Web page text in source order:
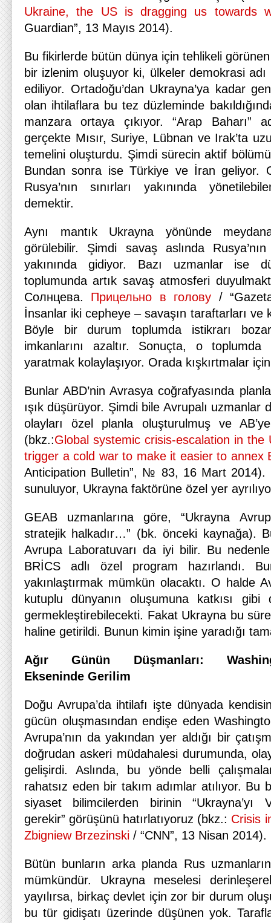
Ukraine, the US is dragging us towards
Guardian”, 13 Mayıs 2014).
Bu fikirlerde bütün dünya için tehlikeli
bir izlenim oluşuyor ki, ülkeler demokrasi adı
ediliyor. Ortadoğu’dan Ukrayna’ya kadar
olan ihtilaflara bu tez düzleminde
manzara ortaya çıkıyor. “Arap Baharı”
gerçekte Mısır, Suriye, Lübnan ve Irak’ta
temelini oluşturdu. Şimdi sürecin aktif
Bundan sonra ise Türkiye ve İran geliyor.
Rusya’nın sınırları yakınında
demektir.
Aynı mantık Ukrayna yönünde
görülebilir. Şimdi savaş aslında
yakınında gidiyor. Bazı uzmanlar ise
toplumunda artık savaş atmosferi
Солнцева. Прицельно в голову /
İnsanlar iki cepheye – savaşın taraftarları ve
Böyle bir durum toplumda istikrarı
imkanlarını azaltır. Sonuçta, o
yaratmak kolaylaşıyor. Orada kışkırtmalar
Bunlar ABD’nin Avrasya coğrafyasında
ışık düşürüyor. Şimdi bile Avrupalı uzmanlar
olayları özel planla oluşturulmuş ve
(bkz.:Global systemic crisis-escalation in
trigger a cold war to make it easier to annex
Anticipation Bulletin”, № 83, 16 Mart 2014).
sunuluyor, Ukrayna faktörüne özel yer
GEAB uzmanlarına göre, “Ukrayna
stratejik halkadır…” (bk. önceki kaynağa).
Avrupa Laboratuvarı da iyi bilir. Bu
BRİCS adlı özel program hazırlandı.
yakınlaştırmak mümkün olacaktı. O halde
kutuplu dünyanın oluşumuna katkısı
germekleştirebilecekti. Fakat Ukrayna bu
haline getirildi. Bunun kimin işine yaradığı
Ağır Günün Düşmanları:
Ekseninde Gerilim
Doğu Avrupa’da ihtilafı işte dünyada
gücün oluşmasından endişe eden
Avrupa’nın da yakından yer aldığı bir
doğrudan askeri müdahalesi durumunda,
gelişirdi. Aslında, bu yönde belli çalışmalar
rahatsız eden bir takım adımlar atılıyor. Bu
siyaset bilimcilerden birinin “Ukrayna’yı
gerekir” görüşünü hatırlatıyoruz (bkz.: Crisis
Zbigniew Brzezinski / “CNN”, 13 Nisan 2014).
Bütün bunların arka planda Rus uzmanların
mümkündür. Ukrayna meselesi
yayılırsa, birkaç devlet için zor bir durum
bu tür gidişatı üzerinde düşünen yok.